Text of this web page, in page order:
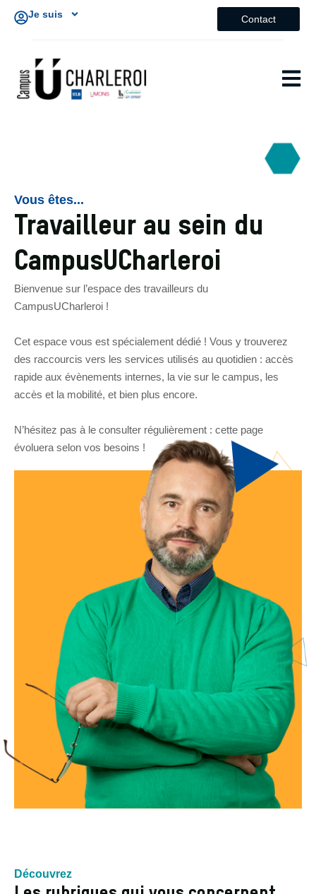
Je suis Contact
Vous êtes...
Travailleur au sein du
CampusUCharleroi
Bienvenue sur l’espace des travailleurs du
CampusUCharleroi !
Cet espace vous est spécialement dédié ! Vous y trouverez
des raccourcis vers les services utilisés au quotidien : accès
rapide aux évènements internes, la vie sur le campus, les
accès et la mobilité, et bien plus encore.
N’hésitez pas à le consulter régulièrement : cette page
évoluera selon vos besoins !
Découvrez